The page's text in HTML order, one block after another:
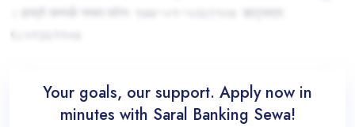
९८५१३६११०७
Your goals, our support. Apply now in
minutes with Saral Banking Sewa!